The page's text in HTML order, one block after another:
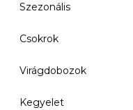
Szezonális
Csokrok
Virágdobozok
Kegyelet